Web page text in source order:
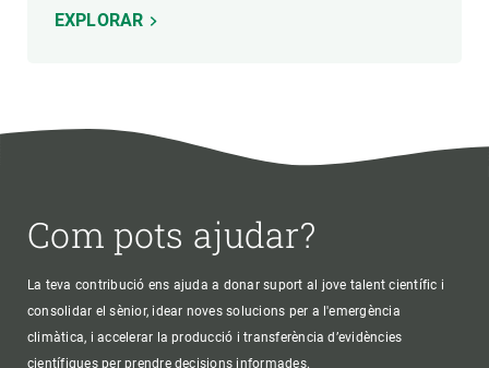
EXPLORAR
Com pots ajudar?
La teva contribució ens ajuda a donar suport al jove talent científic i
consolidar el sènior, idear noves solucions per a l'emergència
climàtica, i accelerar la producció i transferència d’evidències
científiques per prendre decisions informades.